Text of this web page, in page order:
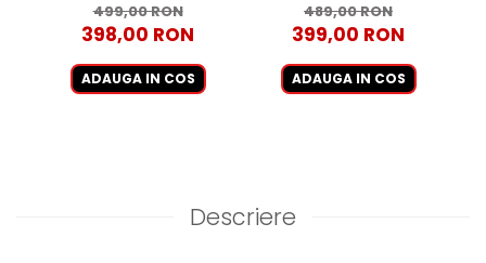
499,00 RON
398,00 RON
ADAUGA IN COS
489,00 RON
399,00 RON
ADAUGA IN COS
Descriere